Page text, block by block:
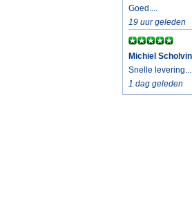
Goed....
19 uur geleden
Michiel
Snelle
1 dag geleden